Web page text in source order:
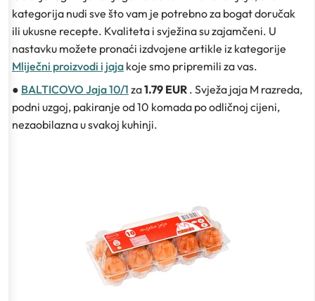
kategorija nudi sve što vam je potrebno za bogat doručak
ili ukusne recepte. Kvaliteta i svježina su zajamčeni. U
nastavku možete pronaći izdvojene artikle iz kategorije
Mliječni proizvodi i jaja koje smo pripremili za vas.
● BALTICOVO Jaja 10/1 za1.79 EUR . Svježa jaja M razreda,
podni uzgoj, pakiranje od 10 komada po odličnoj cijeni,
nezaobilazna u svakoj kuhinji.